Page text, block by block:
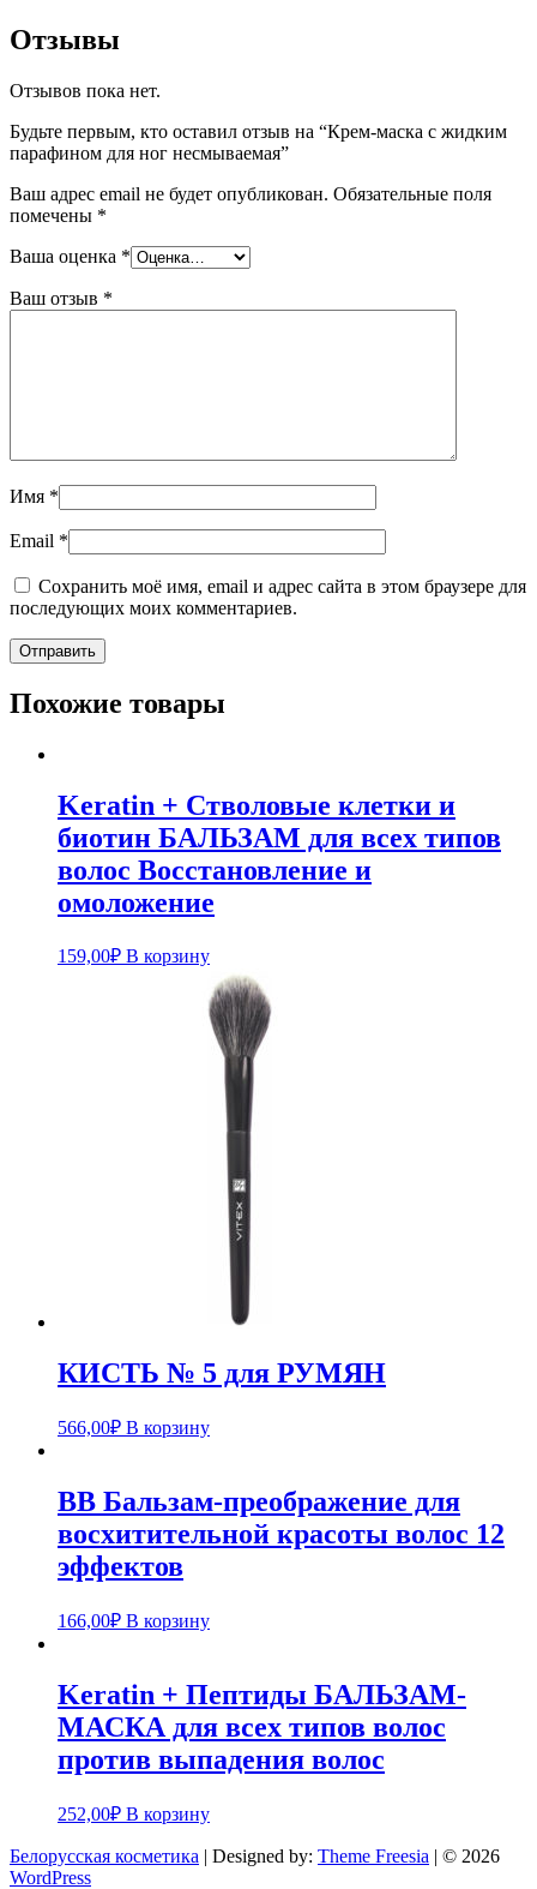
Отзывы
Отзывов пока нет.
Будьте первым, кто оставил отзыв на “Крем-маска с жидким
парафином для ног несмываемая”
Ваш адрес email не будет опубликован. Обязательные поля
помечены *
Ваша оценка *
Ваш отзыв *
Имя *
Email *
Сохранить моё имя, email и адрес сайта в этом браузере для
последующих моих комментариев.
Похожие товары
Keratin + Стволовые клетки и
биотин БАЛЬЗАМ для всех типов
волос Восстановление и
омоложение
159,00₽ В корзину
КИСТЬ № 5 для РУМЯН
566,00₽ В корзину
ВВ Бальзам-преображение для
восхитительной красоты волос 12
эффектов
166,00₽ В корзину
Keratin + Пептиды БАЛЬЗАМ-
МАСКА для всех типов волос
против выпадения волос
252,00₽ В корзину
Белорусская косметика | Designed by: Theme Freesia | © 2026
WordPress